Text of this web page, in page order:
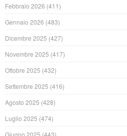
Febbraio 2026 (411)
Gennaio 2026 (483)
Dicembre 2025 (427)
Novembre 2025 (417)
Ottobre 2025 (432)
Settembre 2025 (416)
Agosto 2025 (428)
Luglio 2025 (474)
Giugno 2025 (443)